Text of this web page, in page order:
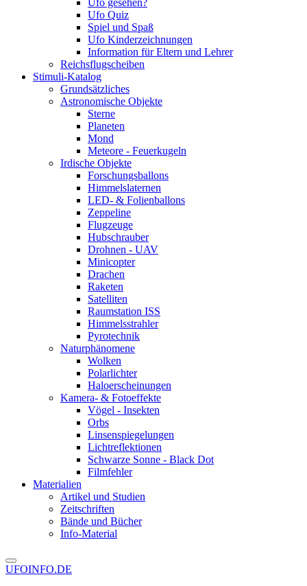
Ufo gesehen?
Ufo Quiz
Spiel und Spaß
Ufo Kinderzeichnungen
Information für Eltern und Lehrer
Reichsflugscheiben
Stimuli-Katalog
Grundsätzliches
Astronomische Objekte
Sterne
Planeten
Mond
Meteore - Feuerkugeln
Irdische Objekte
Forschungsballons
Himmelslaternen
LED- & Folienballons
Zeppeline
Flugzeuge
Hubschrauber
Drohnen - UAV
Minicopter
Drachen
Raketen
Satelliten
Raumstation ISS
Himmelsstrahler
Pyrotechnik
Naturphänomene
Wolken
Polarlichter
Haloerscheinungen
Kamera- & Fotoeffekte
Vögel - Insekten
Orbs
Linsenspiegelungen
Lichtreflektionen
Schwarze Sonne - Black Dot
Filmfehler
Materialien
Artikel und Studien
Zeitschriften
Bände und Bücher
Info-Material
UFOINFO.DE